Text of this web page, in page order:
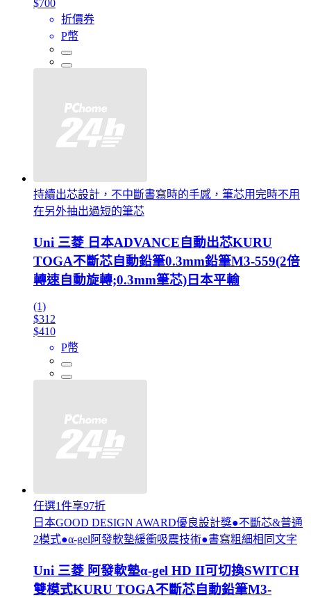
$700
折價券
P幣
持續出芯設計，不中斷書寫時的手感，筆芯用完時不用
在另外抽出過短的筆芯
Uni 三菱 日本ADVANCE自動出芯KURU
TOGA不斷芯自動鉛筆0.3mm鉛筆M3-559(2倍
轉速自動旋轉;0.3mm筆芯)日本平輸
(1)
$312
$410
P幣
任選1件享97折
日本GOOD DESIGN AWARD優良設計獎●不斷芯&普通
2模式●α-gel阿發軟墊緩衝吸震技術●書寫粗細相同文字
Uni 三菱 阿發軟墊α-gel HD II可切換SWITCH
雙模式KURU TOGA不斷芯自動鉛筆M3-